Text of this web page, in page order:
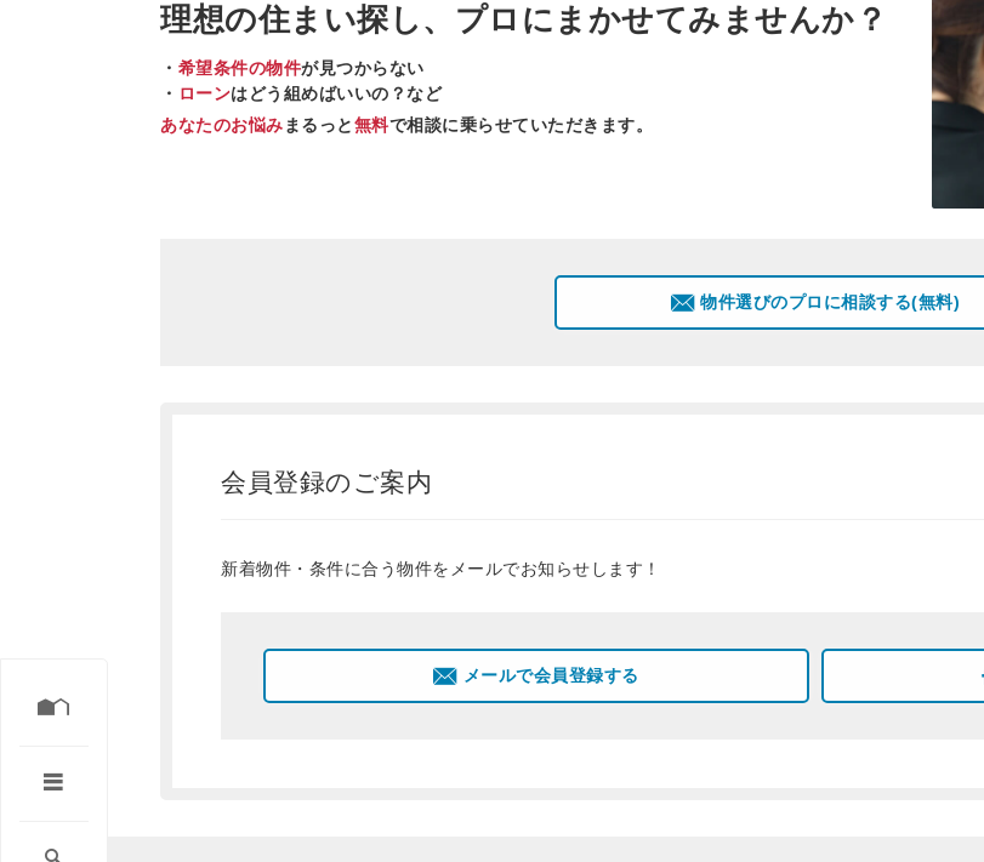
理想の住まい探し、 プロ にまかせてみませんか？
・ 希望条件の物件が見つからない
・ ローンはどう組めばいいの？など
あなたのお悩み まるっと無料で相談に乗らせていただきます。
物件選びのプロに相談する(無料)
会員登録のご案内
新着物件・条件に合う物件をメールでお知らせします！
メールで会員登録する